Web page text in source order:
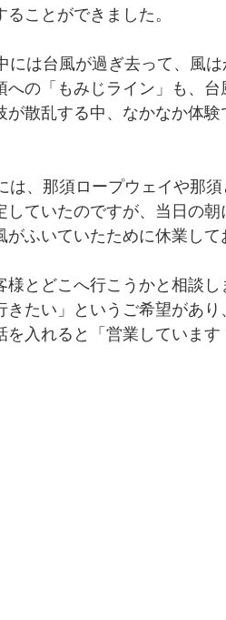
ことができました。
には台風が過ぎ去って、風
への「もみじライン」も、
が散乱する中、なかなか体
は、那須ロープウェイや那
していたのですが、当日の
がふいていたために休業して
様とどこへ行こうかと相談
きたい」というご希望があ
を入れると「営業していま